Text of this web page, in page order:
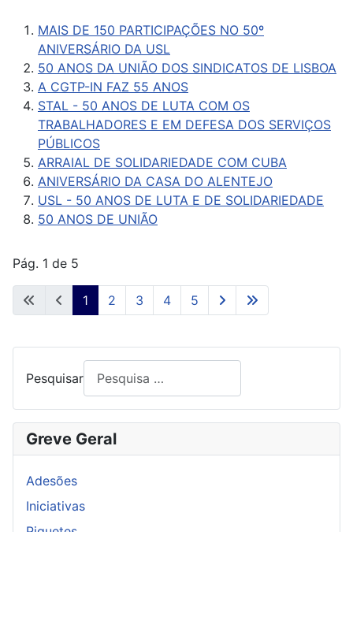
MAIS DE 150 PARTICIPAÇÕES NO 50º
ANIVERSÁRIO DA USL
50 ANOS DA UNIÃO DOS SINDICATOS DE LISBOA
A CGTP-IN FAZ 55 ANOS
STAL - 50 ANOS DE LUTA COM OS
TRABALHADORES E EM DEFESA DOS SERVIÇOS
PÚBLICOS
ARRAIAL DE SOLIDARIEDADE COM CUBA
ANIVERSÁRIO DA CASA DO ALENTEJO
USL - 50 ANOS DE LUTA E DE SOLIDARIEDADE
50 ANOS DE UNIÃO
Pág. 1 de 5
1 2 3 4 5
Pesquisar
Greve Geral
Adesões
Iniciativas
Piquetes